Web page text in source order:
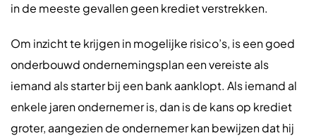
in de meeste gevallen geen krediet verstrekken.
Om inzicht te krijgen in mogelijke risico’s, is een goed
onderbouwd ondernemingsplan een vereiste als
iemand als starter bij een bank aanklopt. Als iemand al
enkele jaren ondernemer is, dan is de kans op krediet
groter, aangezien de ondernemer kan bewijzen dat hij